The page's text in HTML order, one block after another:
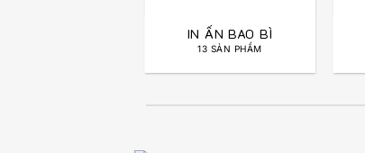
IN ẤN BAO BÌ
13 SẢN PHẨM